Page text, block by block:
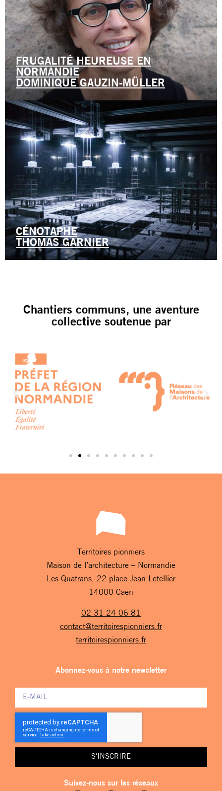
FRUGALITÉ HEUREUSE EN
NORMANDIE
DOMINIQUE GAUZIN-MÜLLER
CÉNOTAPHE
THOMAS GARNIER
Chantiers communs, une aventure
collective soutenue par
Territoires pionniers
Maison de l’architecture – Normandie
Les Quatrans, 22 place Jean Letellier
14000 Caen
02 31 24 06 81
contact@territoirespionniers.fr
territoirespionniers.fr
Abonnez-vous à notre newsletter
S'INSCRIRE
Suivez-nous sur les réseaux